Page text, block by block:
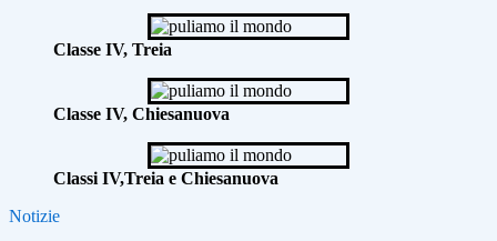
Classe IV, Treia
Classe IV, Chiesanuova
Classi IV,Treia e Chiesanuova
Notizie